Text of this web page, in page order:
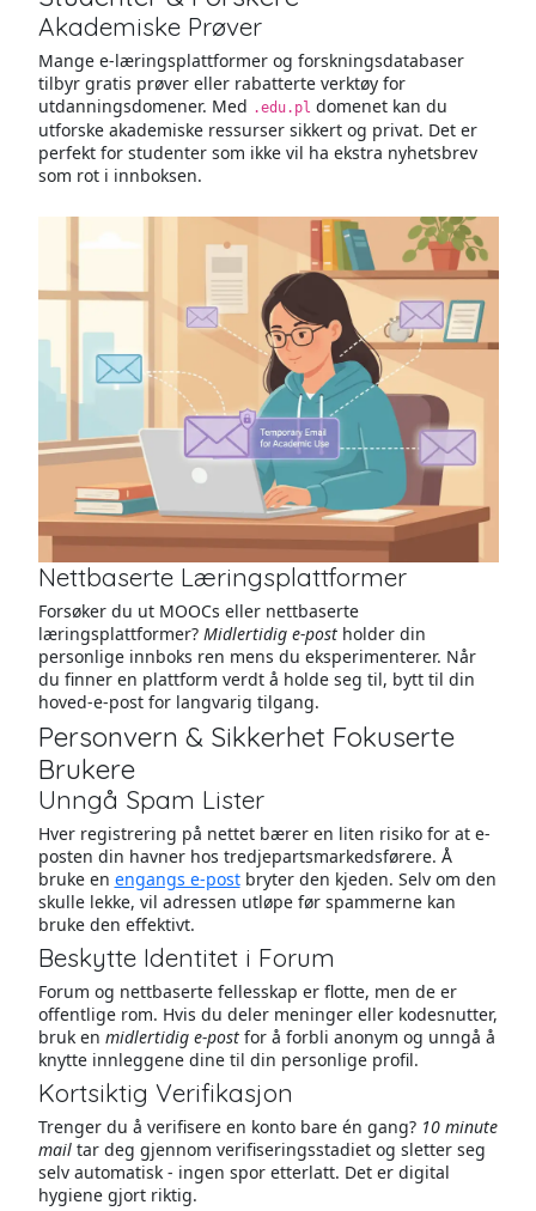
Akademiske Prøver
Mange e-læringsplattformer og forskningsdatabaser
tilbyr gratis prøver eller rabatterte verktøy for
utdanningsdomener. Med .edu.pl domenet kan du
utforske akademiske ressurser sikkert og privat. Det er
perfekt for studenter som ikke vil ha ekstra nyhetsbrev
som rot i innboksen.
Nettbaserte Læringsplattformer
Forsøker du ut MOOCs eller nettbaserte
læringsplattformer? Midlertidig e-postholder din
personlige innboks ren mens du eksperimenterer. Når
du finner en plattform verdt å holde seg til, bytt til din
hoved-e-post for langvarig tilgang.
Personvern & Sikkerhet Fokuserte
Brukere
Unngå Spam Lister
Hver registrering på nettet bærer en liten risiko for at e-
posten din havner hos tredjepartsmarkedsførere. Å
bruke en engangs e-postbryter den kjeden. Selv om den
skulle lekke, vil adressen utløpe før spammerne kan
bruke den effektivt.
Beskytte Identitet i Forum
Forum og nettbaserte fellesskap er flotte, men de er
offentlige rom. Hvis du deler meninger eller kodesnutter,
bruk en midlertidig e-postfor å forbli anonym og unngå å
knytte innleggene dine til din personlige profil.
Kortsiktig Verifikasjon
Trenger du å verifisere en konto bare én gang? 10 minute
mailtar deg gjennom verifiseringsstadiet og sletter seg
selv automatisk - ingen spor etterlatt. Det er digital
hygiene gjort riktig.